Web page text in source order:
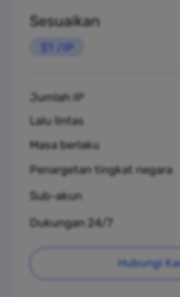
Sesuaikan
$? /IP
Jumlah IP
Lalu lintas
Masa berlaku
Penargetan tingkat negara
Sub-akun
Dukungan 24/7
Hubungi